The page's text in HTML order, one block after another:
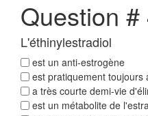
Question #
L'éthinylestradiol
est un anti-estrogène
est pratiquement toujours
a très courte demi-vie
est un métabolite de